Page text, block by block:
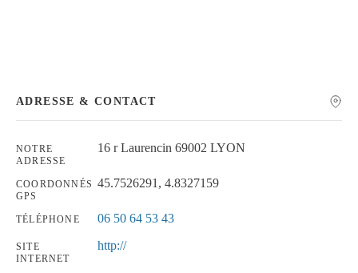
ADRESSE & CONTACT
NOTRE
ADRESSE
16 r Laurencin 69002 LYON
COORDONNÉS
GPS
45.7526291, 4.8327159
TÉLÉPHONE 06 50 64 53 43
SITE
INTERNET
http://